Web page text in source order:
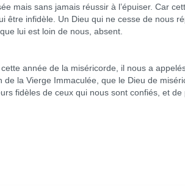
mais sans jamais réussir à l’épuiser. Car
être infidèle. Un Dieu qui ne cesse de nous
lui est loin de nous, absent.
année de la miséricorde, il nous a
de la Vierge Immaculée, que le Dieu de
fidèles de ceux qui nous sont confiés, et